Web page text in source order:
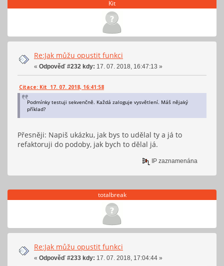
Kit
Re:Jak můžu opustit funkci
« Odpověď #232 kdy: 17. 07. 2018, 16:47:13 »
Citace: Kit 17. 07. 2018, 16:41:58
Podmínky testuji sekvenčně. Každá zaloguje vysvětlení. Máš nějaký
příklad?
Přesněji: Napiš ukázku, jak bys to udělal ty a já to
refaktoruji do podoby, jak bych to dělal já.
IP zaznamenána
totalbreak
Re:Jak můžu opustit funkci
« Odpověď #233 kdy: 17. 07. 2018, 17:04:44 »